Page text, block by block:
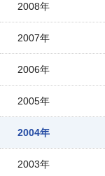
2008年
2007年
2006年
2005年
2004年
2003年